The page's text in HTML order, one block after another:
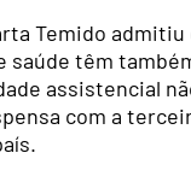
Temido admitiu
saúde têm
assistencial
com a